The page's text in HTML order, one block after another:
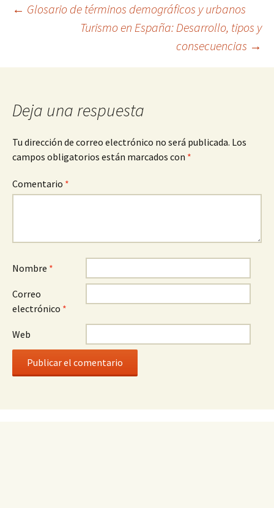
Navegación
← Glosario de términos demográficos y urbanos
Turismo en España: Desarrollo, tipos y
consecuencias →
Deja una respuesta
Tu dirección de correo electrónico no será publicada. Los
campos obligatorios están marcados con *
Comentario *
Nombre *
Correo
electrónico *
Web